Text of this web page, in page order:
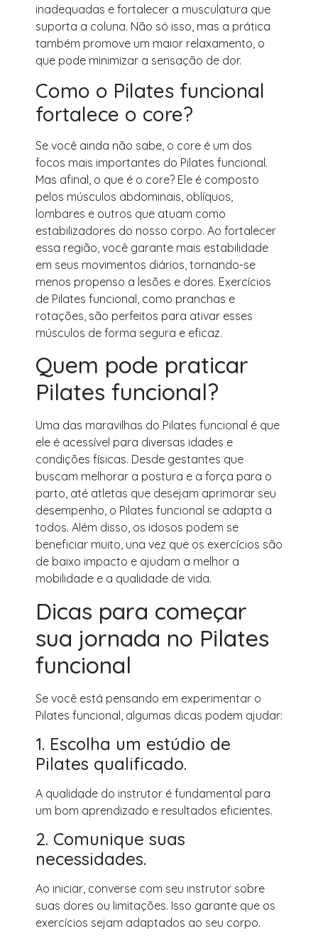
inadequadas e fortalecer a musculatura que
suporta a coluna. Não só isso, mas a prática
também promove um maior relaxamento, o
que pode minimizar a sensação de dor.
Como o Pilates funcional
fortalece o core?
Se você ainda não sabe, o core é um dos
focos mais importantes do Pilates funcional.
Mas afinal, o que é o core? Ele é composto
pelos músculos abdominais, oblíquos,
lombares e outros que atuam como
estabilizadores do nosso corpo. Ao fortalecer
essa região, você garante mais estabilidade
em seus movimentos diários, tornando-se
menos propenso a lesões e dores. Exercícios
de Pilates funcional, como pranchas e
rotações, são perfeitos para ativar esses
músculos de forma segura e eficaz.
Quem pode praticar
Pilates funcional?
Uma das maravilhas do Pilates funcional é que
ele é acessível para diversas idades e
condições físicas. Desde gestantes que
buscam melhorar a postura e a força para o
parto, até atletas que desejam aprimorar seu
desempenho, o Pilates funcional se adapta a
todos. Além disso, os idosos podem se
beneficiar muito, una vez que os exercícios são
de baixo impacto e ajudam a melhor a
mobilidade e a qualidade de vida.
Dicas para começar
sua jornada no Pilates
funcional
Se você está pensando em experimentar o
Pilates funcional, algumas dicas podem ajudar:
1. Escolha um estúdio de
Pilates qualificado.
A qualidade do instrutor é fundamental para
um bom aprendizado e resultados eficientes.
2. Comunique suas
necessidades.
Ao iniciar, converse com seu instrutor sobre
suas dores ou limitações. Isso garante que os
exercícios sejam adaptados ao seu corpo.